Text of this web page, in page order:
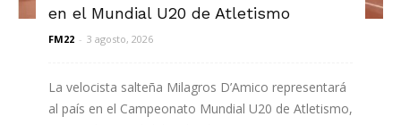
en el Mundial U20 de Atletismo
FM22 - 3 agosto, 2026
La velocista salteña Milagros D’Amico representará
al país en el Campeonato Mundial U20 de Atletismo,